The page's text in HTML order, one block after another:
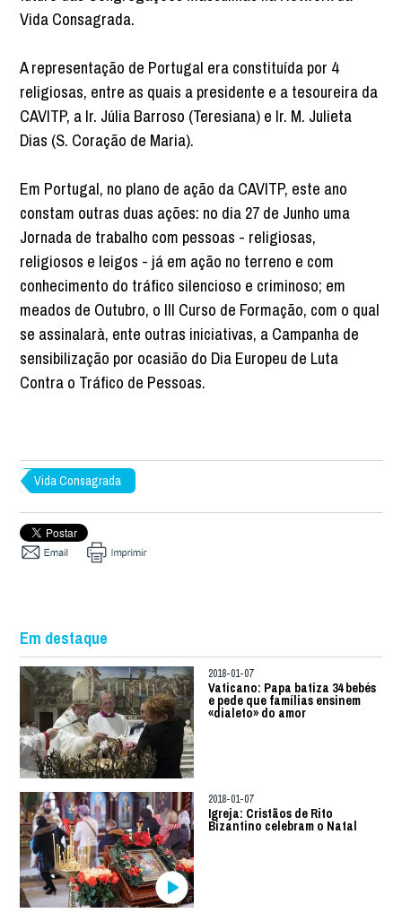
Vida Consagrada.
A representação de Portugal era constituída por 4
religiosas, entre as quais a presidente e a tesoureira da
CAVITP, a Ir. Júlia Barroso (Teresiana) e Ir. M. Julieta
Dias (S. Coração de Maria).
Em Portugal, no plano de ação da CAVITP, este ano
constam outras duas ações: no dia 27 de Junho uma
Jornada de trabalho com pessoas - religiosas,
religiosos e leigos - já em ação no terreno e com
conhecimento do tráfico silencioso e criminoso; em
meados de Outubro, o III Curso de Formação, com o qual
se assinalarà, ente outras iniciativas, a Campanha de
sensibilização por ocasião do Dia Europeu de Luta
Contra o Tráfico de Pessoas.
Vida Consagrada
Em destaque
2018-01-07
Vaticano: Papa batiza 34 bebés
e pede que famílias ensinem
«dialeto» do amor
2018-01-07
Igreja: Cristãos de Rito
Bizantino celebram o Natal